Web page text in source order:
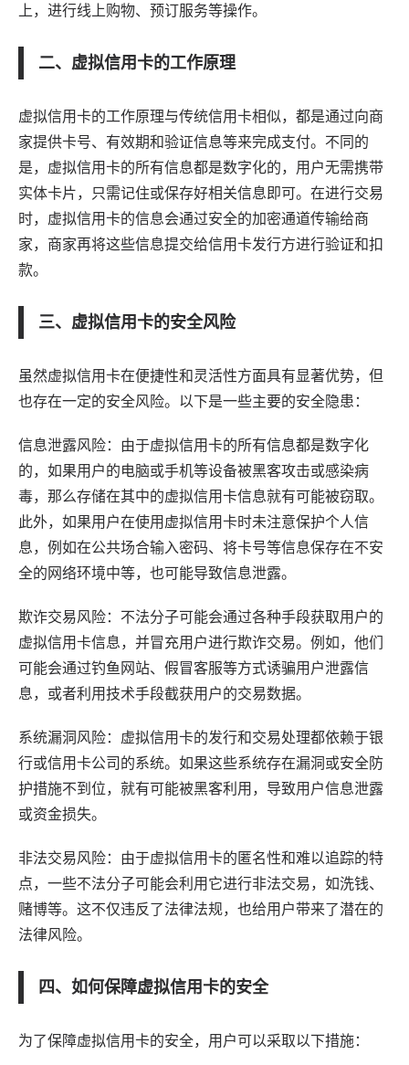
上，进行线上购物、预订服务等操作。
二、虚拟信用卡的工作原理
虚拟信用卡的工作原理与传统信用卡相似，都是通过向商
家提供卡号、有效期和验证信息等来完成支付。不同的
是，虚拟信用卡的所有信息都是数字化的，用户无需携带
实体卡片，只需记住或保存好相关信息即可。在进行交易
时，虚拟信用卡的信息会通过安全的加密通道传输给商
家，商家再将这些信息提交给信用卡发行方进行验证和扣
款。
三、虚拟信用卡的安全风险
虽然虚拟信用卡在便捷性和灵活性方面具有显著优势，但
也存在一定的安全风险。以下是一些主要的安全隐患：
信息泄露风险：由于虚拟信用卡的所有信息都是数字化
的，如果用户的电脑或手机等设备被黑客攻击或感染病
毒，那么存储在其中的虚拟信用卡信息就有可能被窃取。
此外，如果用户在使用虚拟信用卡时未注意保护个人信
息，例如在公共场合输入密码、将卡号等信息保存在不安
全的网络环境中等，也可能导致信息泄露。
欺诈交易风险：不法分子可能会通过各种手段获取用户的
虚拟信用卡信息，并冒充用户进行欺诈交易。例如，他们
可能会通过钓鱼网站、假冒客服等方式诱骗用户泄露信
息，或者利用技术手段截获用户的交易数据。
系统漏洞风险：虚拟信用卡的发行和交易处理都依赖于银
行或信用卡公司的系统。如果这些系统存在漏洞或安全防
护措施不到位，就有可能被黑客利用，导致用户信息泄露
或资金损失。
非法交易风险：由于虚拟信用卡的匿名性和难以追踪的特
点，一些不法分子可能会利用它进行非法交易，如洗钱、
赌博等。这不仅违反了法律法规，也给用户带来了潜在的
法律风险。
四、如何保障虚拟信用卡的安全
为了保障虚拟信用卡的安全，用户可以采取以下措施：